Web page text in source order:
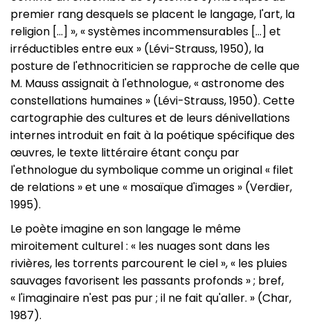
premier rang desquels se placent le langage, l'art, la
religion […] », « systèmes incommensurables […] et
irréductibles entre eux » (Lévi-Strauss, 1950), la
posture de l'ethnocriticien se rapproche de celle que
M. Mauss assignait à l'ethnologue, « astronome des
constellations humaines » (Lévi-Strauss, 1950). Cette
cartographie des cultures et de leurs dénivellations
internes introduit en fait à la poétique spécifique des
œuvres, le texte littéraire étant conçu par
l'ethnologue du symbolique comme un original « filet
de relations » et une « mosaïque d'images » (Verdier,
1995).
Le poète imagine en son langage le même
miroitement culturel : « les nuages sont dans les
rivières, les torrents parcourent le ciel », « les pluies
sauvages favorisent les passants profonds » ; bref,
« l'imaginaire n'est pas pur ; il ne fait qu'aller. » (Char,
1987).